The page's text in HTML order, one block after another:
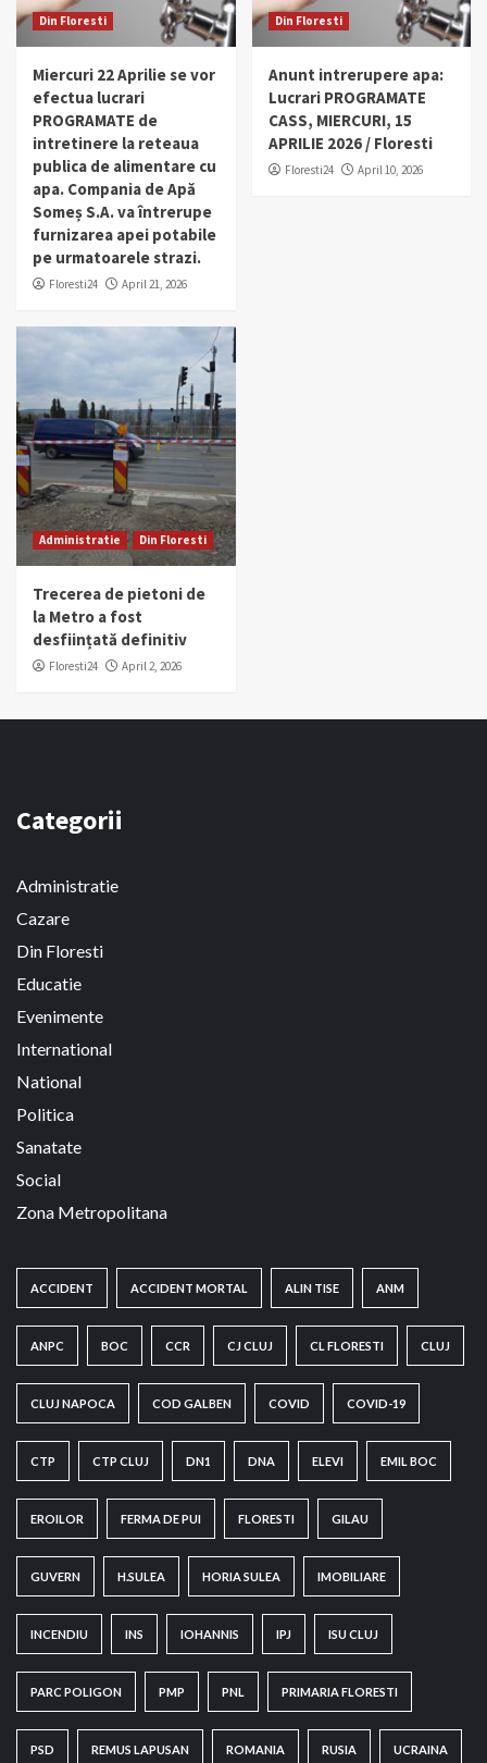
Din Floresti
Miercuri 22 Aprilie se vor
efectua lucrari
PROGRAMATE de
intretinere la reteaua
publica de alimentare cu
apa. Compania de Apă
Someș S.A. va întrerupe
furnizarea apei potabile
pe urmatoarele strazi.
Floresti24 April 21, 2026
Din Floresti
Anunt intrerupere apa:
Lucrari PROGRAMATE
CASS, MIERCURI, 15
APRILIE 2026 / Floresti
Floresti24 April 10, 2026
Administratie Din Floresti
Trecerea de pietoni de
la Metro a fost
desființată definitiv
Floresti24 April 2, 2026
Categorii
Administratie
Cazare
Din Floresti
Educatie
Evenimente
International
National
Politica
Sanatate
Social
Zona Metropolitana
ACCIDENT ACCIDENT MORTAL ALIN TISE ANM
ANPC BOC CCR CJ CLUJ CL FLORESTI CLUJ
CLUJ NAPOCA COD GALBEN COVID COVID-19
CTP CTP CLUJ DN1 DNA ELEVI EMIL BOC
EROILOR FERMA DE PUI FLORESTI GILAU
GUVERN H.SULEA HORIA SULEA IMOBILIARE
INCENDIU INS IOHANNIS IPJ ISU CLUJ
PARC POLIGON PMP PNL PRIMARIA FLORESTI
PSD REMUS LAPUSAN ROMANIA RUSIA UCRAINA